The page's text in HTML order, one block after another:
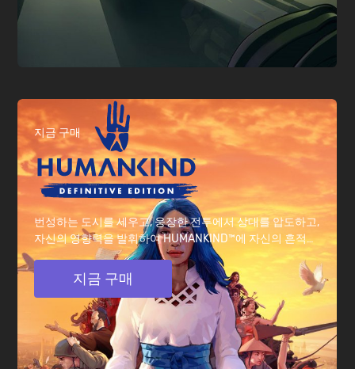
지금 구매
번성하는 도시를 세우고, 웅장한 전투에서 상대를 압도하고,
자신의 영향력을 발휘하여 HUMANKIND™에 자신의 흔적을
남기세요. DLC 전부 포함!
지금 구매